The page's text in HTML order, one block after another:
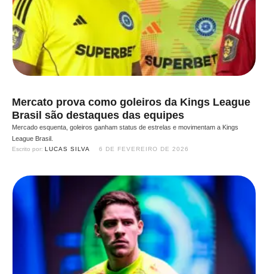
Mercato prova como goleiros da Kings League
Brasil são destaques das equipes
Mercado esquenta, goleiros ganham status de estrelas e movimentam a Kings
League Brasil.
Escrito por: LUCAS SILVA 6 DE FEVEREIRO DE 2026